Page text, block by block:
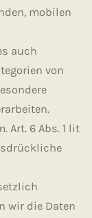
mobilen
auch
von
Art. 6 Abs. 1 lit
wir die Daten